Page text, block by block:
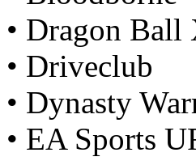
• Dragon Ball
• Driveclub
• Dynasty
• EA Sports